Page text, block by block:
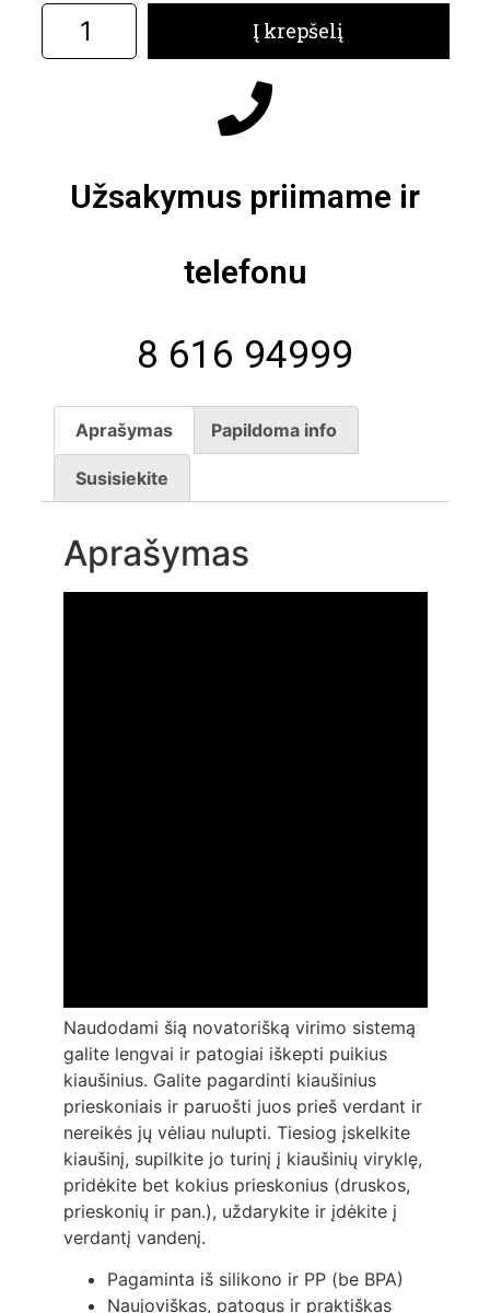
Į krepšelį
Užsakymus priimame ir
telefonu
8 616 94999
Aprašymas Papildoma info
Susisiekite
Aprašymas
Naudodami šią novatorišką virimo sistemą
galite lengvai ir patogiai iškepti puikius
kiaušinius. Galite pagardinti kiaušinius
prieskoniais ir paruošti juos prieš verdant ir
nereikės jų vėliau nulupti. Tiesiog įskelkite
kiaušinį, supilkite jo turinį į kiaušinių viryklę,
pridėkite bet kokius prieskonius (druskos,
prieskonių ir pan.), uždarykite ir įdėkite į
verdantį vandenį.
Pagaminta iš silikono ir PP (be BPA)
Naujoviškas, patogus ir praktiškas